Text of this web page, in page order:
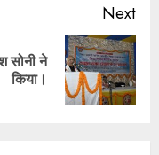
Next
सोनी ने
किया।